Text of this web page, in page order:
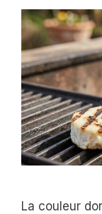
La couleur